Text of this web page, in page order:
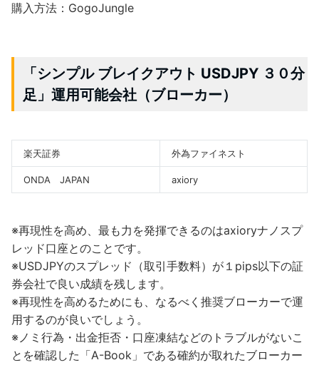
購入方法：GogoJungle
「シンプル ブレイクアウト USDJPY ３０分
足」運用可能会社（ブローカー）
楽天証券 外為ファイネスト
ONDA JAPAN axiory
※再現性を高め、最も力を発揮できるのはaxioryナノスプ
レッド口座とのことです。
※USDJPYのスプレッド（取引手数料）が１pips以下の証
券会社で良い成績を残します。
※再現性を高めるためにも、なるべく推奨ブローカーで運
用するのが良いでしょう。
※ノミ行為・出金拒否・口座凍結などのトラブルがないこ
とを確認した「A-Book」である確約が取れたブローカー